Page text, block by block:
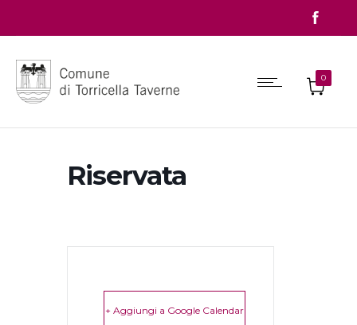
0
Riservata
+ Aggiungi a Google Calendar